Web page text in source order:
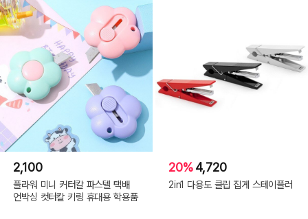
2,100
플라워 미니 커터칼 파스텔 택배
언박싱 컷터칼 키링 휴대용 학용품
20%4,720
2in1 다용도 클립 집게 스테이플러